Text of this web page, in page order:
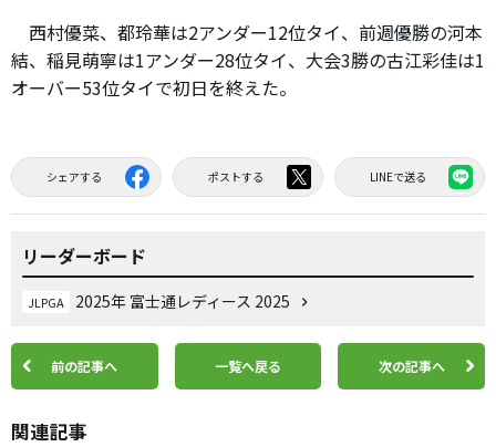
西村優菜、都玲華は2アンダー12位タイ、前週優勝の河本
結、稲見萌寧は1アンダー28位タイ、大会3勝の古江彩佳は1
オーバー53位タイで初日を終えた。
シェアする ポストする LINEで送る
リーダーボード
JLPGA 2025年 富士通レディース 2025
前の記事へ 一覧へ戻る 次の記事へ
関連記事